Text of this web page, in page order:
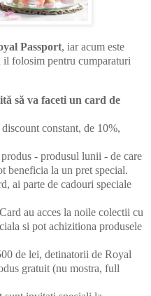
Passport, iar acum este
il folosim pentru cumparaturi
să va faceti un card de
constant, de 10%,
- produsul lunii - de care
beneficia la un pret special.
ai parte de cadouri speciale
au acces la noile colectii cu
si pot achizitiona produsele
de lei, detinatorii de Royal
gratuit (nu mostra, full